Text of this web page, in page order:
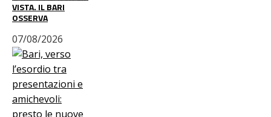
VISTA. IL BARI
OSSERVA
07/08/2026